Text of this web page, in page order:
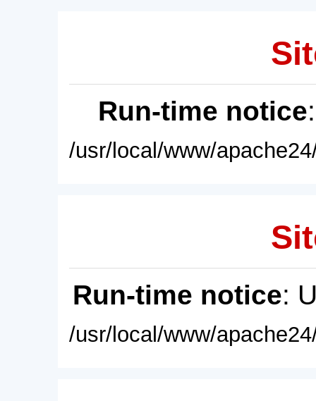
Run-time notice
/usr/local/www/
Run-time notice:
/usr/local/www/